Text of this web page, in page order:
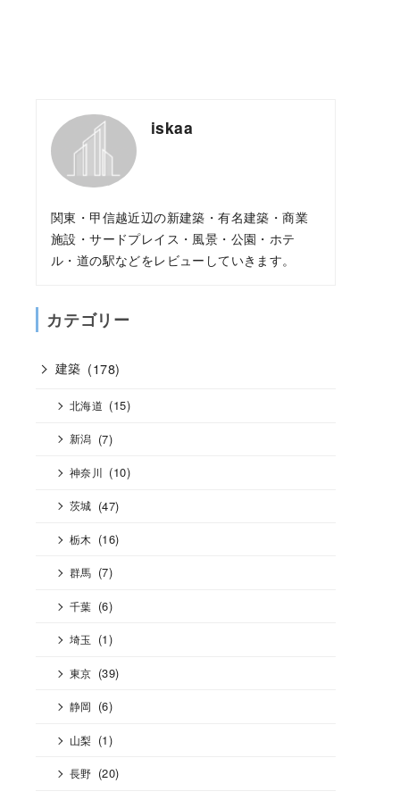
iskaa
関東・甲信越近辺の新建築・有名建築・商業
施設・サードプレイス・風景・公園・ホテ
ル・道の駅などをレビューしていきます。
カテゴリー
建築 (178)
北海道 (15)
新潟 (7)
神奈川 (10)
茨城 (47)
栃木 (16)
群馬 (7)
千葉 (6)
埼玉 (1)
東京 (39)
静岡 (6)
山梨 (1)
長野 (20)